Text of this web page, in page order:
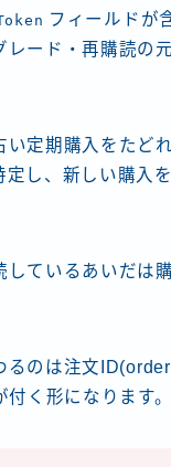
フィールドが
レード・再購読の
い定期購入をたど
定し、新しい購入
しているあいだは
るのは注文
く形になります。